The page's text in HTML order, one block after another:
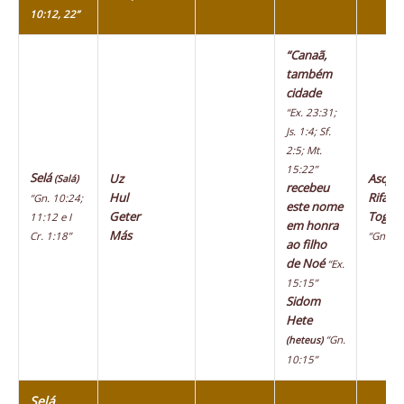
10:12, 22”
Selá(Salá)
“Gn. 10:24;
11:12 e I
Cr. 1:18”
Uz
Hul
Geter
Más
“Canaã,
também
cidade
“Ex. 23:31;
Js. 1:4; Sf.
2:5; Mt.
15:22”
recebeu
este nome
em honra
ao filho
de Noé“Ex.
15:15”
Sidom
Hete
(heteus) “Gn.
10:15”
Rifate
“Gn.